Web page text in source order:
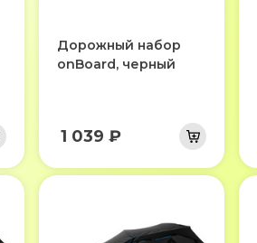
Дорожный набор
onBoard, черный
1 039 ₽